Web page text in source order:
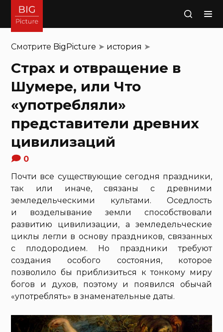
Поиск
Смотрите BigPicture ➤ история ➤
Страх и отвращение в
Шумере, или Что
«употребляли»
представители древних
цивилизаций
0
Почти все существующие сегодня праздники,
так или иначе, связаны с древними
земледельческими культами. Оседлость
и возделывание земли способствовали
развитию цивилизации, а земледельческие
циклы легли в основу праздников, связанных
с плодородием. Но праздники требуют
создания особого состояния, которое
позволило бы приблизиться к тонкому миру
богов и духов, поэтому и появился обычай
«употреблять» в знаменательные даты.